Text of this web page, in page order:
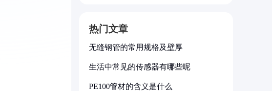
热门文章
无缝钢管的常用规格及壁厚
生活中常见的传感器有哪些呢
PE100管材的含义是什么